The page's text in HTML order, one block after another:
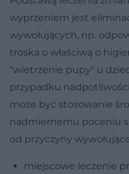
wyprzeniem jest
wywołujących, np.
troska o właściwą o
"wietrzenie pupy" u
przypadku
może być stosowanie
nadmiernemu poceniu
od przyczyny
miejscowe leczenie